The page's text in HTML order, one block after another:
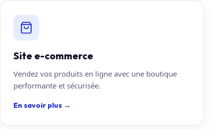
Site e-commerce
Vendez vos produits en ligne avec une boutique
performante et sécurisée.
En savoir plus →